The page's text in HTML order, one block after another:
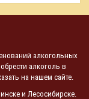
алкогольных
алкоголь в
на нашем сайте.
и Лесосибирске.